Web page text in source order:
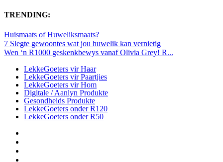
TRENDING:
Huismaats of Huweliksmaats?
7 Slegte gewoontes wat jou huwelik kan vernietig
Wen ‘n R1000 geskenkbewys vanaf Olivia Grey! R...
LekkeGoeters vir Haar
LekkeGoeters vir Paartjies
LekkeGoeters vir Hom
Digitale / Aanlyn Produkte
Gesondheids Produkte
LekkeGoeters onder R120
LekkeGoeters onder R50